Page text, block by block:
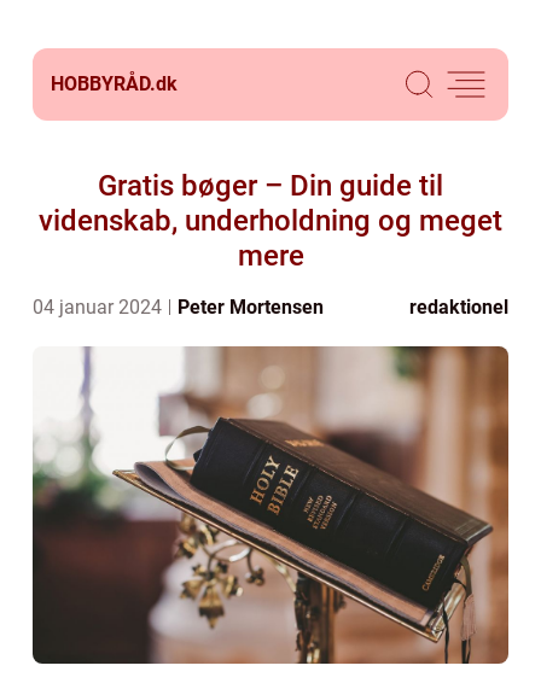
HOBBYRÅD.dk
Gratis bøger – Din guide til
videnskab, underholdning og meget
mere
04 januar 2024 Peter Mortensen redaktionel